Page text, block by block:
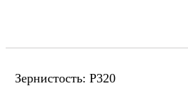
Зернистость: P320